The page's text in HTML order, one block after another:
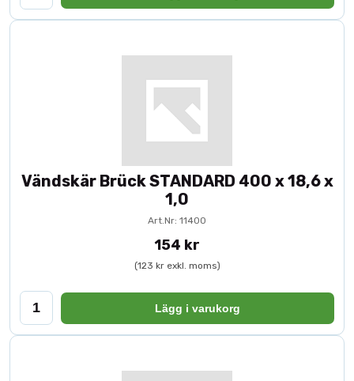
Vändskär Brück STANDARD 400 x 18,6 x
1,0
Art.Nr: 11400
154 kr
(123 kr exkl. moms)
Lägg i varukorg